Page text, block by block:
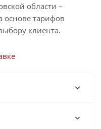
области –
основе тарифов
клиента.